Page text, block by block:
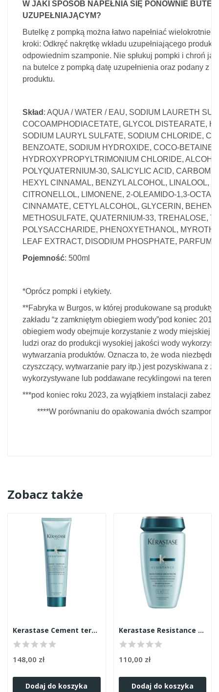
W JAKI SPOSÓB NAPEŁNIA SIĘ PONOWNIE
UZUPEŁNIAJĄCYM?
Butelkę z pompką można łatwo napełniać wielokrotnie,
kroki: Odkręć nakrętkę wkładu uzupełniającego
odpowiednim szamponie. Nie spłukuj pompki i chroń ją
na butelce z pompką datę uzupełnienia oraz podany z
produktu.
Skład : AQUA / WATER / EAU, SODIUM LAURETH
COCOAMPHODIACETATE, GLYCOL DISTEARATE,
SODIUM LAURYL SULFATE, SODIUM CHLORIDE,
BENZOATE, SODIUM HYDROXIDE, COCO-
HYDROXYPROPYLTRIMONIUM CHLORIDE,
POLYQUATERNIUM-30, SALICYLIC ACID,
HEXYL CINNAMAL, BENZYL ALCOHOL, LINALOOL,
CITRONELLOL, LIMONENE, 2-OLEAMIDO-1,3-
CINNAMATE, CETYL ALCOHOL, GLYCERIN,
METHOSULFATE, QUATERNIUM-33, TREHALOSE,
POLYSACCHARIDE, PHENOXYETHANOL,
LEAF EXTRACT, DISODIUM PHOSPHATE, PARFUM
Pojemność: 500ml
*Oprócz pompki i etykiety.
**Fabryka w Burgos, w której produkowane są produkty
zakładu “z zamkniętym obiegiem wody”pod koniec
obiegiem wody obejmuje korzystanie z wody miejskiej
ludzi oraz do produkcji wysokiej jakości wody
wytwarzania produktów. Oznacza to, że woda
czyszczący, wytwarzanie pary itp.) jest pozyskiwana z
wykorzystywane lub poddawane recyklingowi na terenie
***pod koniec roku 2023, za wyjątkiem instalacji
****W porównaniu do opakowania dwóch
Zobacz także
Kerastase Cement termiczny 150ml
148,00 zł
Dodaj do koszyka
Kerastase Resistance szampon 250ml
110,00 zł
Dodaj do koszyka